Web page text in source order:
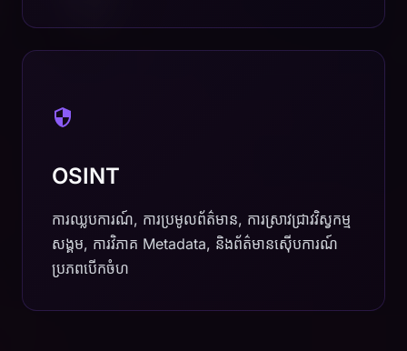
OSINT
ការឈ្លបការណ៍, ការប្រមូលព័ត៌មាន, ការស្រាវជ្រាវវិស្វកម្ម
សង្គម, ការវិភាគ Metadata, និងព័ត៌មានស៊ើបការណ៍
ប្រភពបើកចំហ